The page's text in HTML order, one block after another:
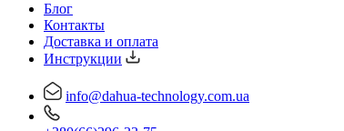
Блог
Контакты
Доставка и оплата
Инструкции
info@dahua-technology.com.ua